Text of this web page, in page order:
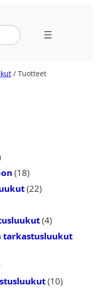
/ Tuotteet
1818
tuotetta
2222
44
tuotetta
tarkastusluukut
1010